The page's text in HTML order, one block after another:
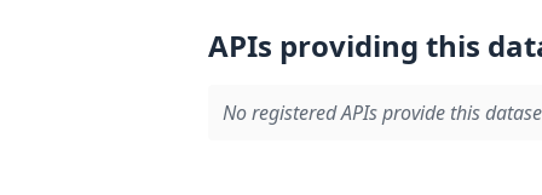
APIs providing this
No registered APIs provide this